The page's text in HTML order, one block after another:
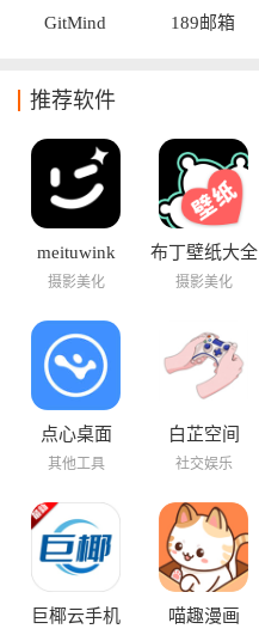
GitMind 189邮箱
推荐软件
meituwink
摄影美化
布丁壁纸大全
摄影美化
点心桌面
其他工具
白芷空间
社交娱乐
巨椰云手机 喵趣漫画